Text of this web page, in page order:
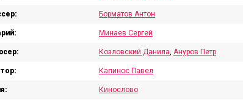
Борматов Антон
Минаев Сергей
Козловский Данила, Ануров Петр
Капинос Павел
Кинослово